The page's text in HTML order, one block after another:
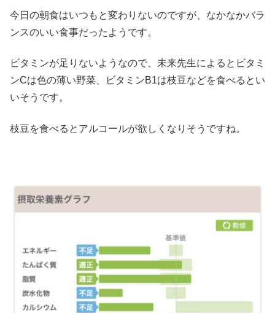
今日の朝食はいつもと変わりないのですが、なかなかバラ
ンスのいい食事だったようです。
ビタミンが足りないようなので、未来先生によるとビタミ
ンCは色の薄い野菜、ビタミンB1は枝豆などを食べるとい
いそうです。
枝豆を食べるとアルコールが欲しくなりそうですね。